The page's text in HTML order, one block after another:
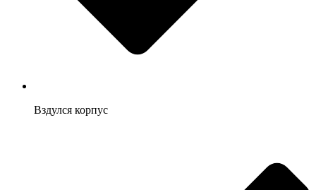
Вздулся корпус